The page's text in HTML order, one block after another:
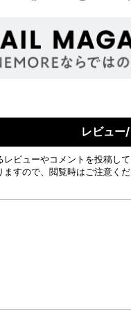
レビュー
ビューやコメントを投稿して
すので、閲覧時はご注意くだ